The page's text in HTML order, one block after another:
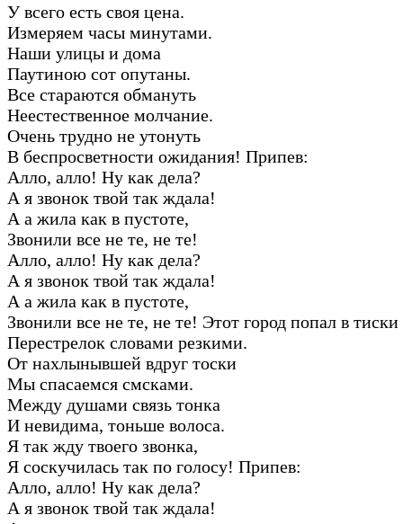
У всего есть своя цена.
Измеряем часы минутами.
Наши улицы и дома
Паутиною сот опутаны.
Все стараются обмануть
Неестественное молчание.
Очень трудно не утонуть
В беспросветности ожидания! Припев:
Алло, алло! Ну как дела?
А я звонок твой так ждала!
А а жила как в пустоте,
Звонили все не те, не те!
Алло, алло! Ну как дела?
А я звонок твой так ждала!
А а жила как в пустоте,
Звонили все не те, не те! Этот город попал в тиски
Перестрелок словами резкими.
От нахлынывшей вдруг тоски
Мы спасаемся смсками.
Между душами связь тонка
И невидима, тоньше волоса.
Я так жду твоего звонка,
Я соскучилась так по голосу! Припев:
Алло, алло! Ну как дела?
А я звонок твой так ждала!